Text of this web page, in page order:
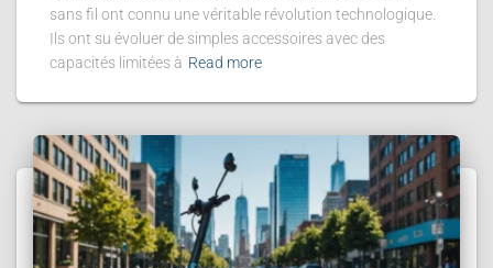
sans fil ont connu une véritable révolution technologique.
Ils ont su évoluer de simples accessoires avec des
capacités limitées à Read more